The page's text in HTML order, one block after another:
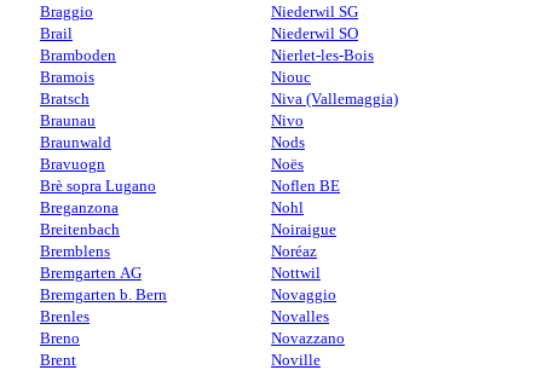
Braggio
Brail
Bramboden
Bramois
Bratsch
Braunau
Braunwald
Bravuogn
Brè sopra Lugano
Breganzona
Breitenbach
Bremblens
Bremgarten AG
Bremgarten b. Bern
Brenles
Breno
Brent
Niederwil SG
Niederwil SO
Nierlet-les-Bois
Niouc
Niva (Vallemaggia)
Nivo
Nods
Noës
Noflen BE
Nohl
Noiraigue
Noréaz
Nottwil
Novaggio
Novalles
Novazzano
Noville